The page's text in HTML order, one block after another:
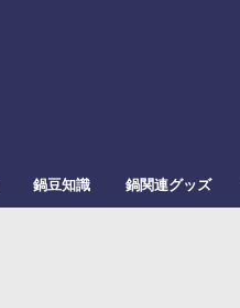
鍋豆知識 鍋関連グッズ